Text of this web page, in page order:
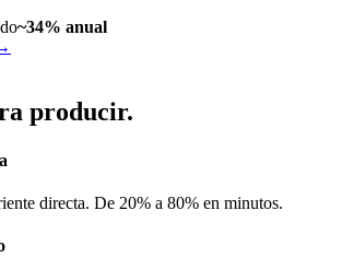
~34% anual
producir.
directa. De 20% a 80% en minutos.